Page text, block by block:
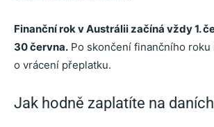
Finanční rok v Austrálii začíná vždy 1.
30 června. Po skončení finančního roku
o vrácení přeplatku.
Jak hodně zaplatíte na